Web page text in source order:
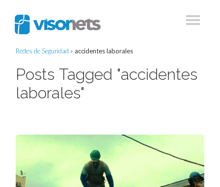
Redes de Seguridad » accidentes laborales
Posts Tagged "accidentes
laborales"